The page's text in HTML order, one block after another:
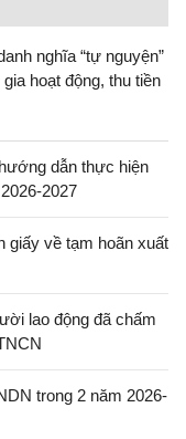
nghĩa “tự nguyện”
hoạt động, thu tiền
dẫn thực hiện
2027
giấy về tạm hoãn xuất
lao động đã chấm
trong 2 năm 2026-